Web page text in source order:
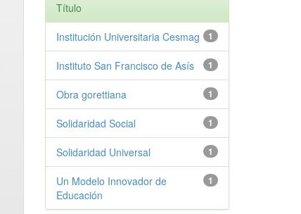
Título
1
Institución Universitaria Cesmag
1
Instituto San Francisco de Asís
1
Obra gorettiana
1
Solidaridad Social
1
Solidaridad Universal
1
Un Modelo Innovador de
Educación